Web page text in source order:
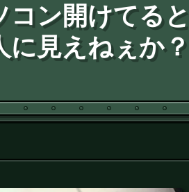
コン開けてると
に見えねぇか？